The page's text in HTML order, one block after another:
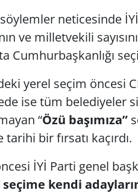
neticesinde
ve milletvekili
Cumhurbaşkanlığı
yerel seçim öncesi
ise tüm belediyeler
“Özü başımıza”
bir fırsatı kaçırdı.
İYİ Parti genel
seçime kendi